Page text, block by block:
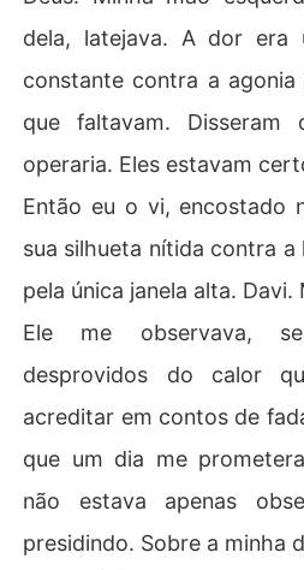
dela, latejava. A dor era
constante contra a
que faltavam. Disseram
operaria. Eles estavam
Então eu o vi, encostado
sua silhueta nítida contra
pela única janela alta. Davi.
Ele me observava,
desprovidos do calor
acreditar em contos de
que um dia me
não estava apenas
presidindo. Sobre a minha